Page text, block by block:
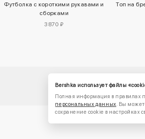
Футболка с короткими рукавами и
сборками
3870 ₽
Топ на
Bershka использует файлы
Полная информация в правилах
персональных данных. Вы
сохранение cookie в настройках